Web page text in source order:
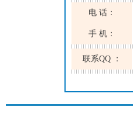
电 话：
手 机：
联系QQ ：